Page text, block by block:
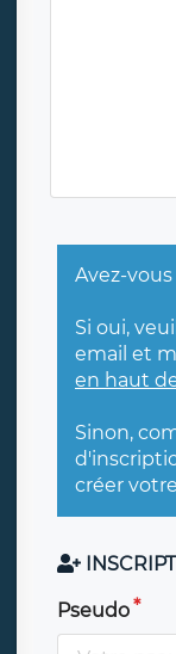
Avez-
Si oui,
email et
en haut
Sinon,
créer
Pseudo